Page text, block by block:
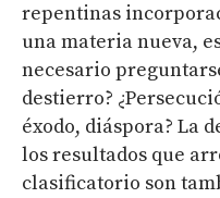
repentinas
una materia nueva,
necesario
destierro?
éxodo, diáspora? La
los resultados que
clasificatorio son